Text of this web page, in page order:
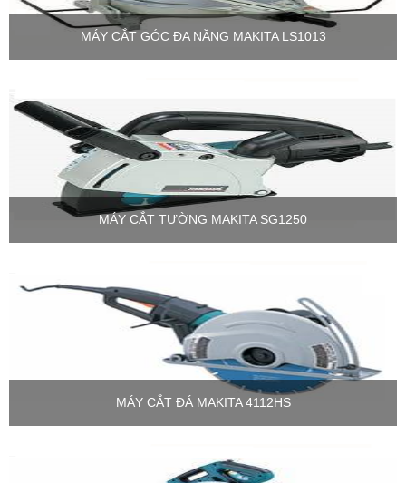
MÁY CẮT GÓC ĐA NĂNG MAKITA LS1013
MÁY CẮT TƯỜNG MAKITA SG1250
MÁY CẮT ĐÁ MAKITA 4112HS